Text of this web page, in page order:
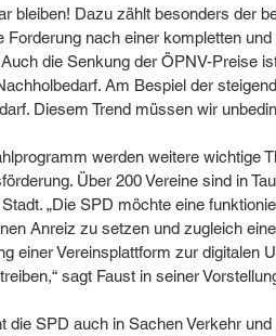
bleiben! Dazu zählt besonders der
Forderung nach einer kompletten
die Senkung der ÖPNV-Preise
Am Bespiel der
Diesem Trend müssen wir
werden weitere wichtige
Über 200 Vereine sind in
„Die SPD möchte eine
Anreiz zu setzen und zugleich
einer Vereinsplattform zur digitalen
sagt Faust in seiner
die SPD auch in Sachen Verkehr